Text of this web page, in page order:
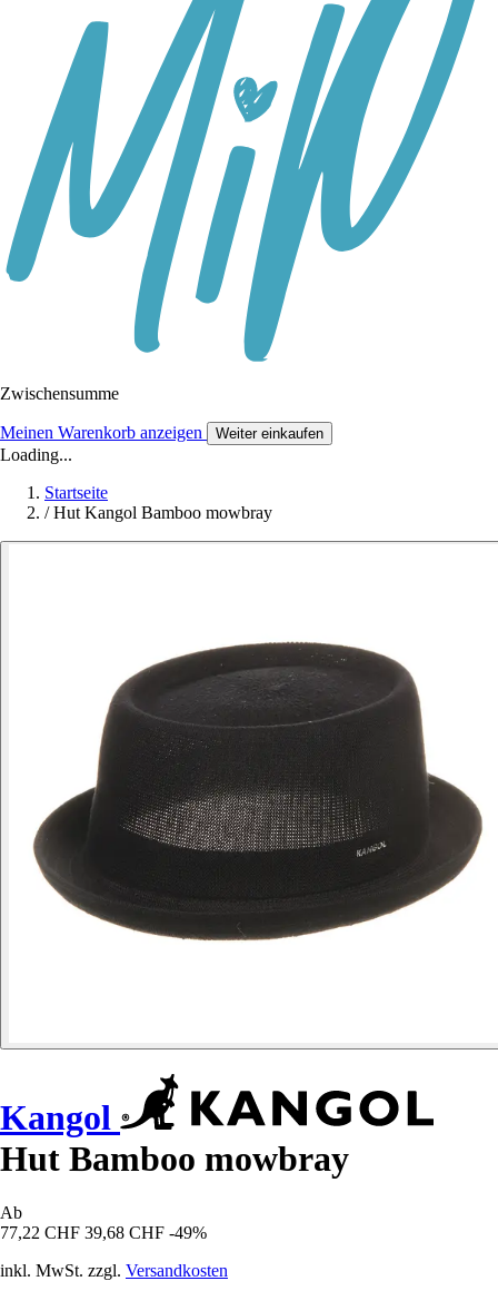
Zwischensumme
Meinen Warenkorb anzeigen Weiter einkaufen
Loading...
Startseite
/ Hut Kangol Bamboo mowbray
Kangol
Hut Bamboo mowbray
Ab
77,22 CHF 39,68 CHF -49%
inkl. MwSt. zzgl. Versandkosten